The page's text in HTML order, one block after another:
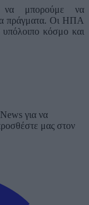
να μπορούμε να
πράγματα. Οι ΗΠΑ
υπόλοιπο κόσμο και
για να
μας στον